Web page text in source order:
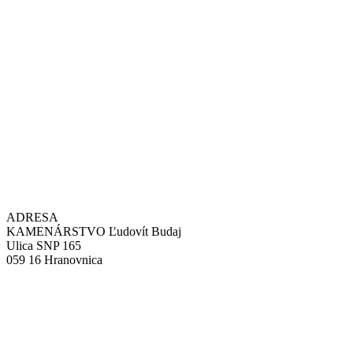
ADRESA
KAMENÁRSTVO Ľudovít Budaj
Ulica SNP 165
059 16 Hranovnica